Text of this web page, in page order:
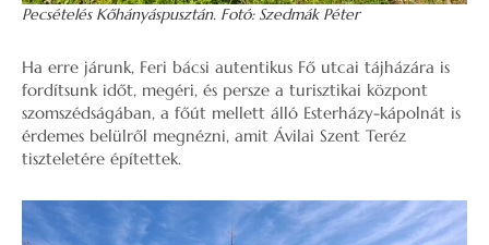
Pecsételés Kőhányáspusztán. Fotó: Szedmák Péter
Ha erre járunk, Feri bácsi autentikus Fő utcai tájházára is
fordítsunk időt, megéri, és persze a turisztikai központ
szomszédságában, a főút mellett álló Esterházy-kápolnát is
érdemes belülről megnézni, amit Ávilai Szent Teréz
tiszteletére építettek.